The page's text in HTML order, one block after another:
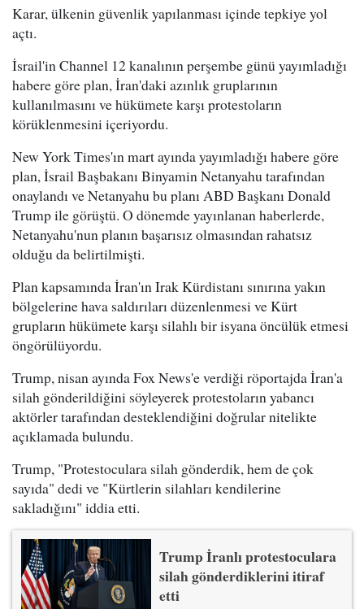
Karar, ülkenin güvenlik yapılanması içinde tepkiye yol
açtı.
İsrail'in Channel 12 kanalının perşembe günü yayımladığı
habere göre plan, İran'daki azınlık gruplarının
kullanılmasını ve hükümete karşı protestoların
körüklenmesini içeriyordu.
New York Times'ın mart ayında yayımladığı habere göre
plan, İsrail Başbakanı Binyamin Netanyahu tarafından
onaylandı ve Netanyahu bu planı ABD Başkanı Donald
Trump ile görüştü. O dönemde yayınlanan haberlerde,
Netanyahu'nun planın başarısız olmasından rahatsız
olduğu da belirtilmişti.
Plan kapsamında İran'ın Irak Kürdistanı sınırına yakın
bölgelerine hava saldırıları düzenlenmesi ve Kürt
grupların hükümete karşı silahlı bir isyana öncülük etmesi
öngörülüyordu.
Trump, nisan ayında Fox News'e verdiği röportajda İran'a
silah gönderildiğini söyleyerek protestoların yabancı
aktörler tarafından desteklendiğini doğrular nitelikte
açıklamada bulundu.
Trump, "Protestoculara silah gönderdik, hem de çok
sayıda" dedi ve "Kürtlerin silahları kendilerine
sakladığını" iddia etti.
Trump İranlı protestoculara
silah gönderdiklerini itiraf
etti